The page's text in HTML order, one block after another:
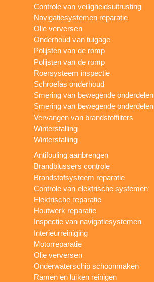
Controle van veiligheidsuitrusting
Navigatiesystemen reparatie
Olie verversen
Onderhoud van tuigage
Polijsten van de romp
Polijsten van de romp
Roersysteem inspectie
Schroefas onderhoud
Smering van bewegende onderdelen
Smering van bewegende onderdelen
Vervangen van brandstoffilters
Winterstalling
Winterstalling
Antifouling aanbrengen
Brandblussers controle
Brandstofsysteem reparatie
Controle van elektrische systemen
Elektrische reparatie
Houtwerk reparatie
Inspectie van navigatiesystemen
Interieurreiniging
Motorreparatie
Olie verversen
Onderwaterschip schoonmaken
Ramen en luiken reinigen